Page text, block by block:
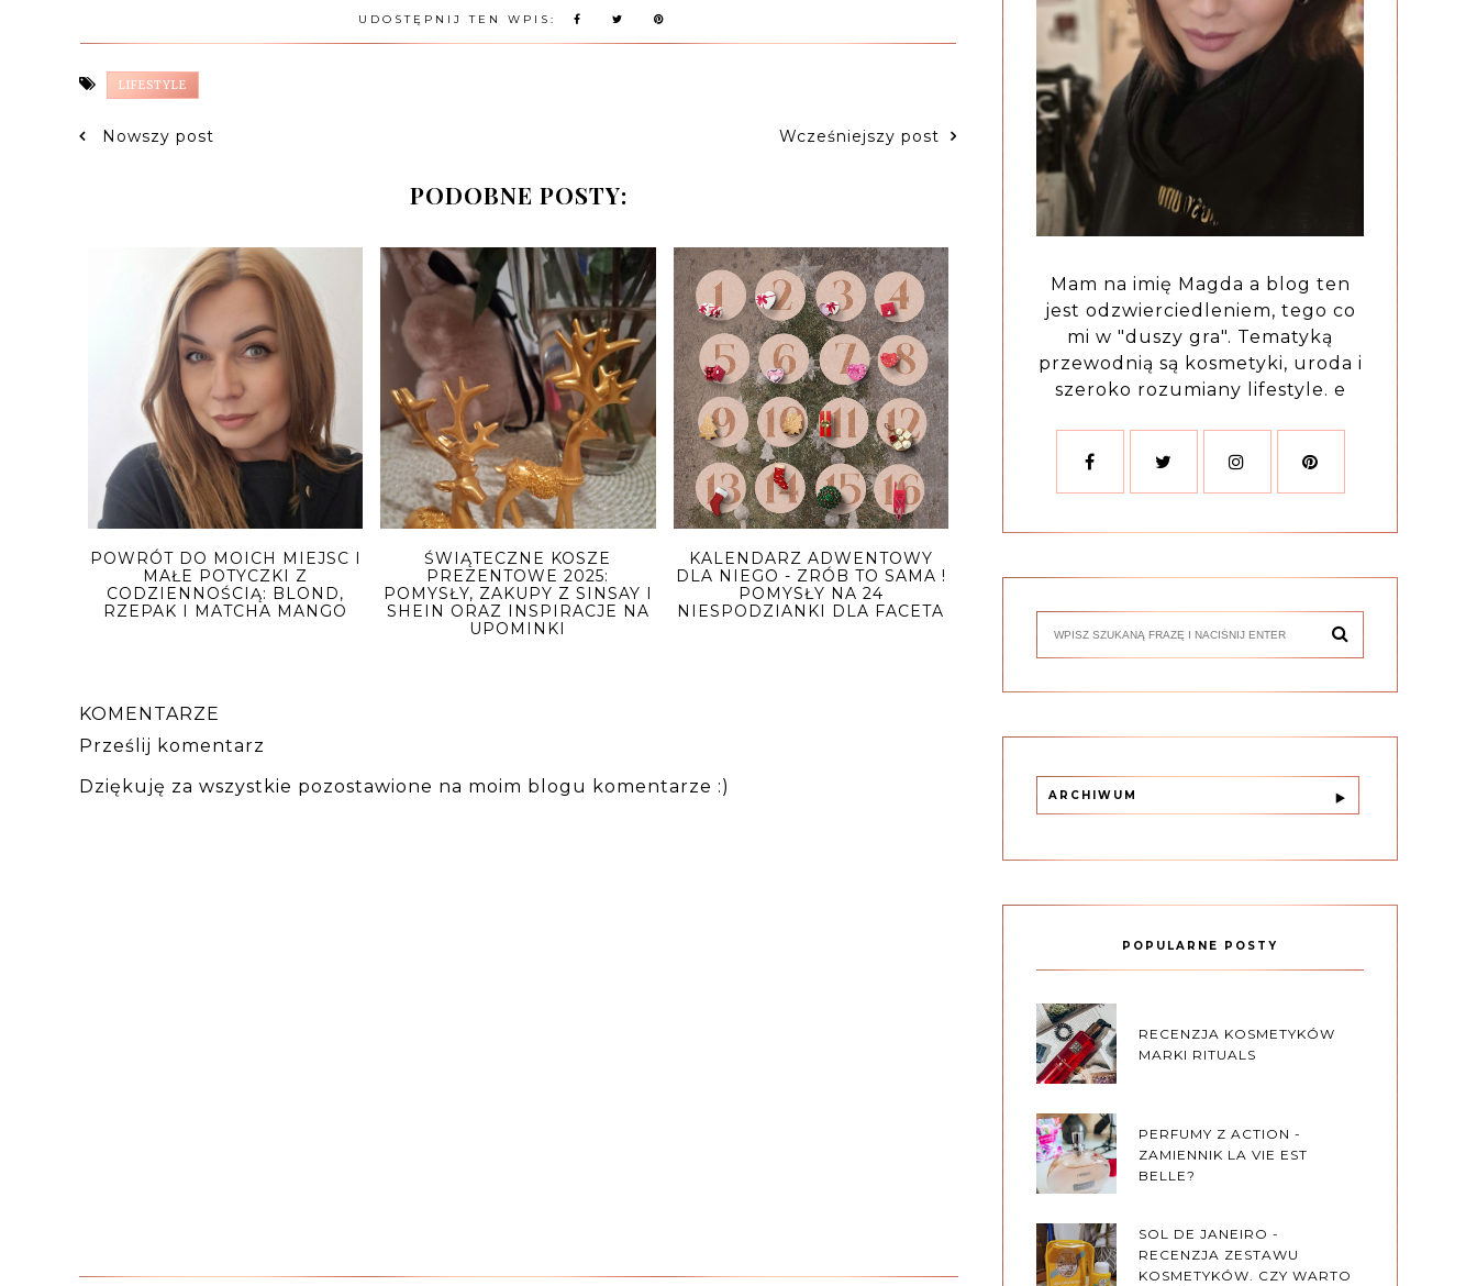
UDOSTĘPNIJ TEN WPIS:
LIFESTYLE
Nowszy post Wcześniejszy post
PODOBNE POSTY:
POWRÓT DO MOICH MIEJSC I
MAŁE POTYCZKI Z
CODZIENNOŚCIĄ: BLOND,
RZEPAK I MATCHA MANGO
ŚWIĄTECZNE KOSZE
PREZENTOWE 2025:
POMYSŁY, ZAKUPY Z SINSAY I
SHEIN ORAZ INSPIRACJE NA
UPOMINKI
KALENDARZ ADWENTOWY
DLA NIEGO - ZRÓB TO SAMA !
POMYSŁY NA 24
NIESPODZIANKI DLA FACETA
KOMENTARZE
Prześlij komentarz
Dziękuję za wszystkie pozostawione na moim blogu komentarze :)
Mam na imię Magda a blog ten
jest odzwierciedleniem, tego co
mi w "duszy gra". Tematyką
przewodnią są kosmetyki, uroda i
szeroko rozumiany lifestyle. e
ARCHIWUM
POPULARNE POSTY
RECENZJA KOSMETYKÓW
MARKI RITUALS
PERFUMY Z ACTION -
ZAMIENNIK LA VIE EST
BELLE?
SOL DE JANEIRO -
RECENZJA ZESTAWU
KOSMETYKÓW. CZY WARTO